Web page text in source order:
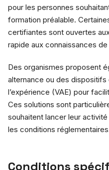
pour les personnes
formation préalable.
certifiantes sont ouvertes
rapide aux connaissances
Des organismes proposent
alternance ou des
l’expérience (VAE) pour
Ces solutions sont
souhaitent lancer leur
les conditions
Conditions